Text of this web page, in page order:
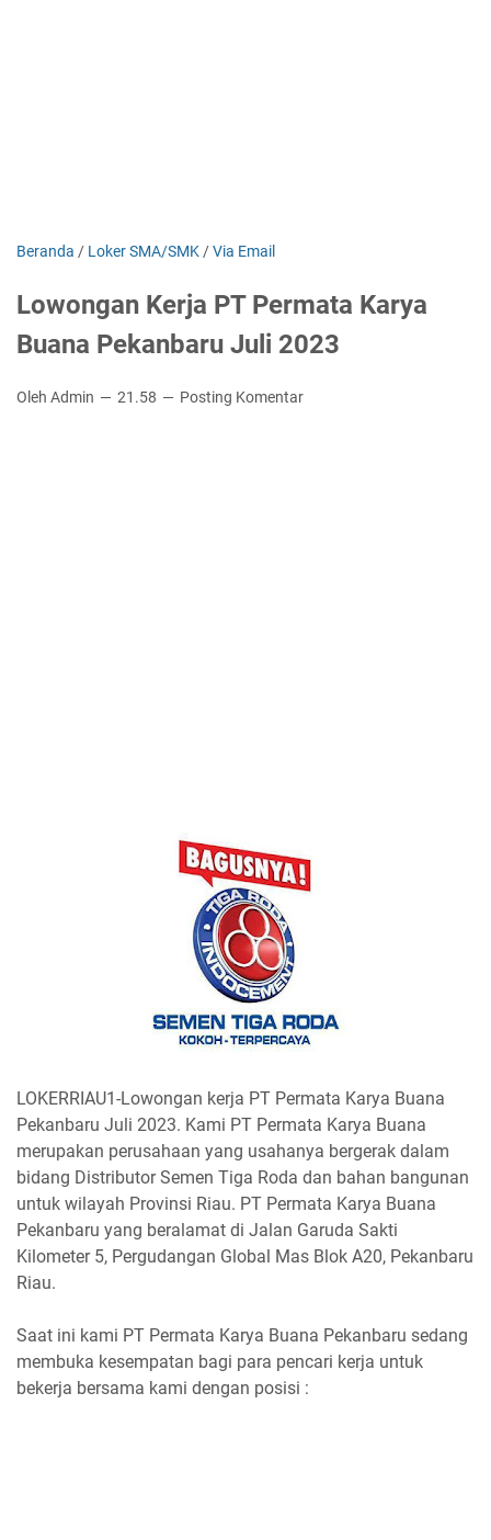
Beranda / Loker SMA/SMK /Via Email
Lowongan Kerja PT Permata Karya
Buana Pekanbaru Juli 2023
Oleh Admin 21.58 Posting Komentar
LOKERRIAU1-Lowongan kerja PT Permata Karya Buana
Pekanbaru Juli 2023. Kami PT Permata Karya Buana
merupakan perusahaan yang usahanya bergerak dalam
bidang Distributor Semen Tiga Roda dan bahan bangunan
untuk wilayah Provinsi Riau. PT Permata Karya Buana
Pekanbaru yang beralamat di Jalan Garuda Sakti
Kilometer 5, Pergudangan Global Mas Blok A20, Pekanbaru
Riau.
Saat ini kami PT Permata Karya Buana Pekanbaru sedang
membuka kesempatan bagi para pencari kerja untuk
bekerja bersama kami dengan posisi :